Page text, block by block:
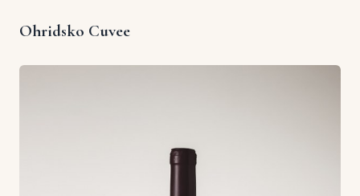
Ohridsko Cuvee